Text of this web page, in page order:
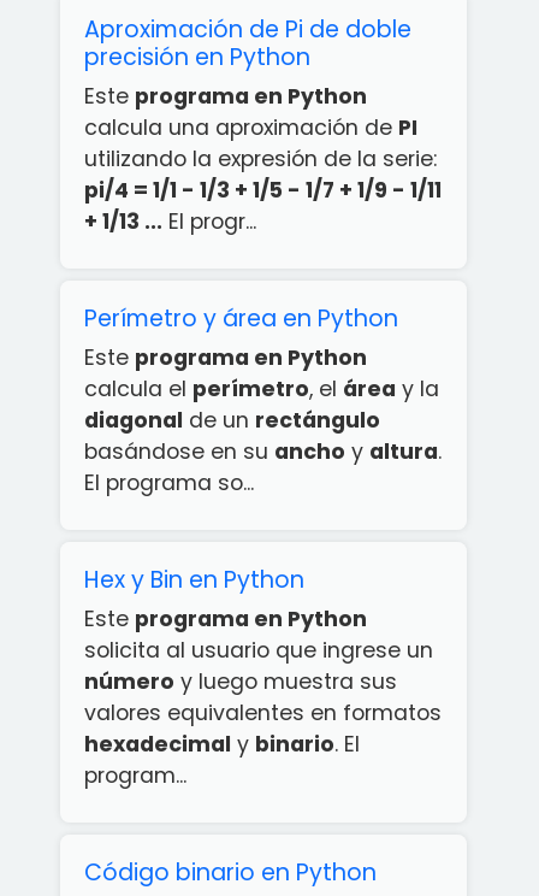
Aproximación de Pi de doble
precisión en Python
Este programa en Python
calcula una aproximación de PI
utilizando la expresión de la serie:
pi/4 = 1/1 - 1/3 + 1/5 - 1/7 + 1/9 - 1/11
+ 1/13 ... El progr...
Perímetro y área en Python
Este programa en Python
calcula el perímetro, el área y la
diagonal de un rectángulo
basándose en su ancho y altura.
El programa so...
Hex y Bin en Python
Este programa en Python
solicita al usuario que ingrese un
número y luego muestra sus
valores equivalentes en formatos
hexadecimal y binario. El
program...
Código binario en Python